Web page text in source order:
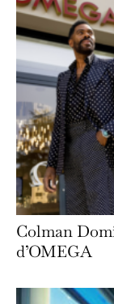
Colman
d’OMEGA